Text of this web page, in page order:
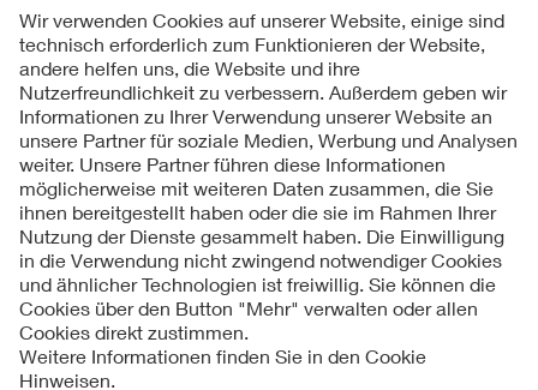
Folgen Sie uns
Kontakte
Service
Impressum
Datenschutzinformationen